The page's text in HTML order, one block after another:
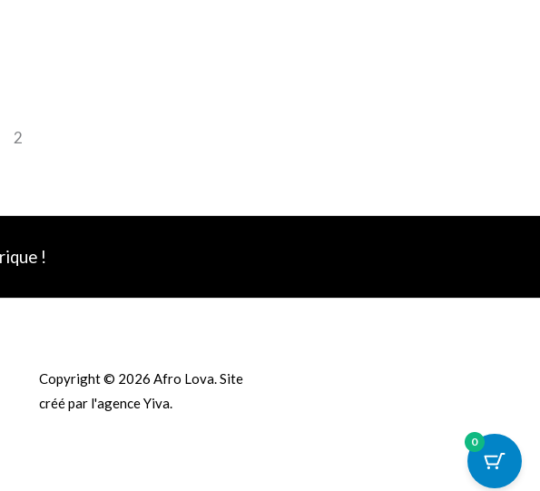
2
!
Copyright © 2026 Afro Lova. Site
créé par l'agence Yiva.
0